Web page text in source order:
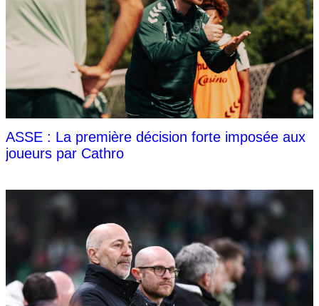
ASSE : La première décision forte imposée aux
joueurs par Cathro